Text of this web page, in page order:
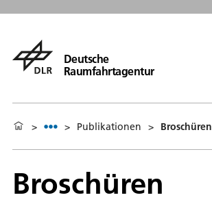
Deutsche
Raumfahrtagentur
> > Publikationen > Broschüren
Broschüren